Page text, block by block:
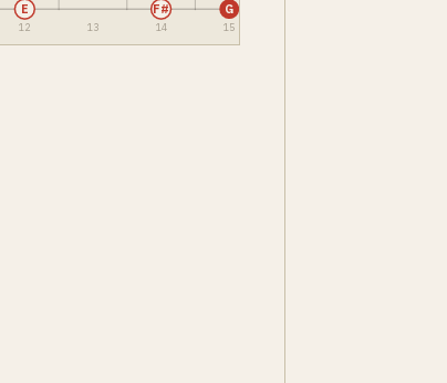
12 13 14 15
E F# G